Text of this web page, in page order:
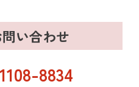
い合わせ
8834